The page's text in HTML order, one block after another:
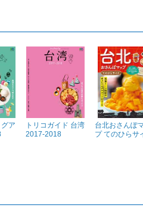
ア
トリコガイド 台湾
2017-2018
台北おさんぽ
プ てのひらサ